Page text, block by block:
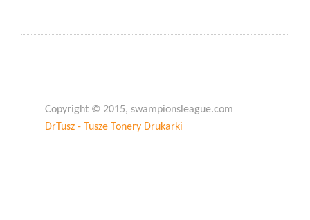
Copyright © 2015, swampionsleague.com
DrTusz - Tusze Tonery Drukarki